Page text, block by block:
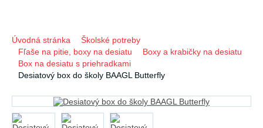
Úvodná stránka
Školské potreby
Fľaše na pitie, boxy na desiatu
Boxy a krabičky na desiatu
Box na desiatu s priehradkami
Desiatový box do školy BAAGL Butterfly